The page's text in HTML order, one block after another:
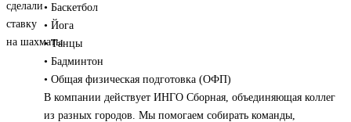
• Баскетбол
• Йога
• Танцы
• Бадминтон
• Общая физическая подготовка (ОФП)
В компании действует ИНГО Сборная, объединяющая коллег
из разных городов. Мы помогаем собирать команды,